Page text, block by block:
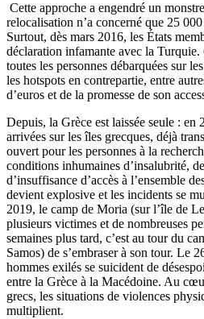
Cette approche a engendré un
relocalisation n’a concerné que 25
Surtout, dès mars 2016, les États
déclaration infamante avec la
toutes les personnes débarquées sur
les hotspots en contrepartie, entre
d’euros et de la promesse de son
Depuis, la Grèce est laissée seule : en
arrivées sur les îles grecques, déjà
ouvert pour les personnes à la
conditions inhumaines d’insalubrité,
d’insuffisance d’accès à l’ensemble
devient explosive et les incidents se
2019, le camp de Moria (sur l’île de
plusieurs victimes et de nombreuses
semaines plus tard, c’est au tour du
Samos) de s’embraser à son tour. Le
hommes exilés se suicident de
entre la Grèce à la Macédoine. Au
grecs, les situations de violences
multiplient.